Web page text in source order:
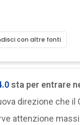
con altre fonti
sta per entrare
direzione che
attenzione